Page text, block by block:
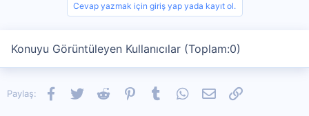
Cevap yazmak için giriş yap yada kayıt ol.
Konuyu Görüntüleyen Kullanıcılar (Toplam:0)
Paylaş: Facebook
TwitterReddit PinterestTumblrWhatsApp
E-postaLink